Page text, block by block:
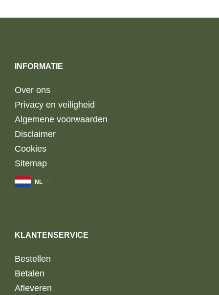
INFORMATIE
Over ons
Privacy en veiligheid
Algemene voorwaarden
Disclaimer
Cookies
Sitemap
NL
KLANTENSERVICE
Bestellen
Betalen
Afleveren